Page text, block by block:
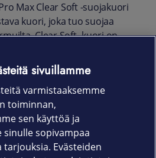
Max Clear Soft -suojakuori
kuori, joka tuo suojaa
Clear Soft -kuori on
mukaisesti.
langattoman lataamisen
säilytät pääsyn
sivuillamme
varmistaaksemme
toiminnan,
sen käyttöä ja
sinulle sopivampaa
tarjouksia. Evästeiden